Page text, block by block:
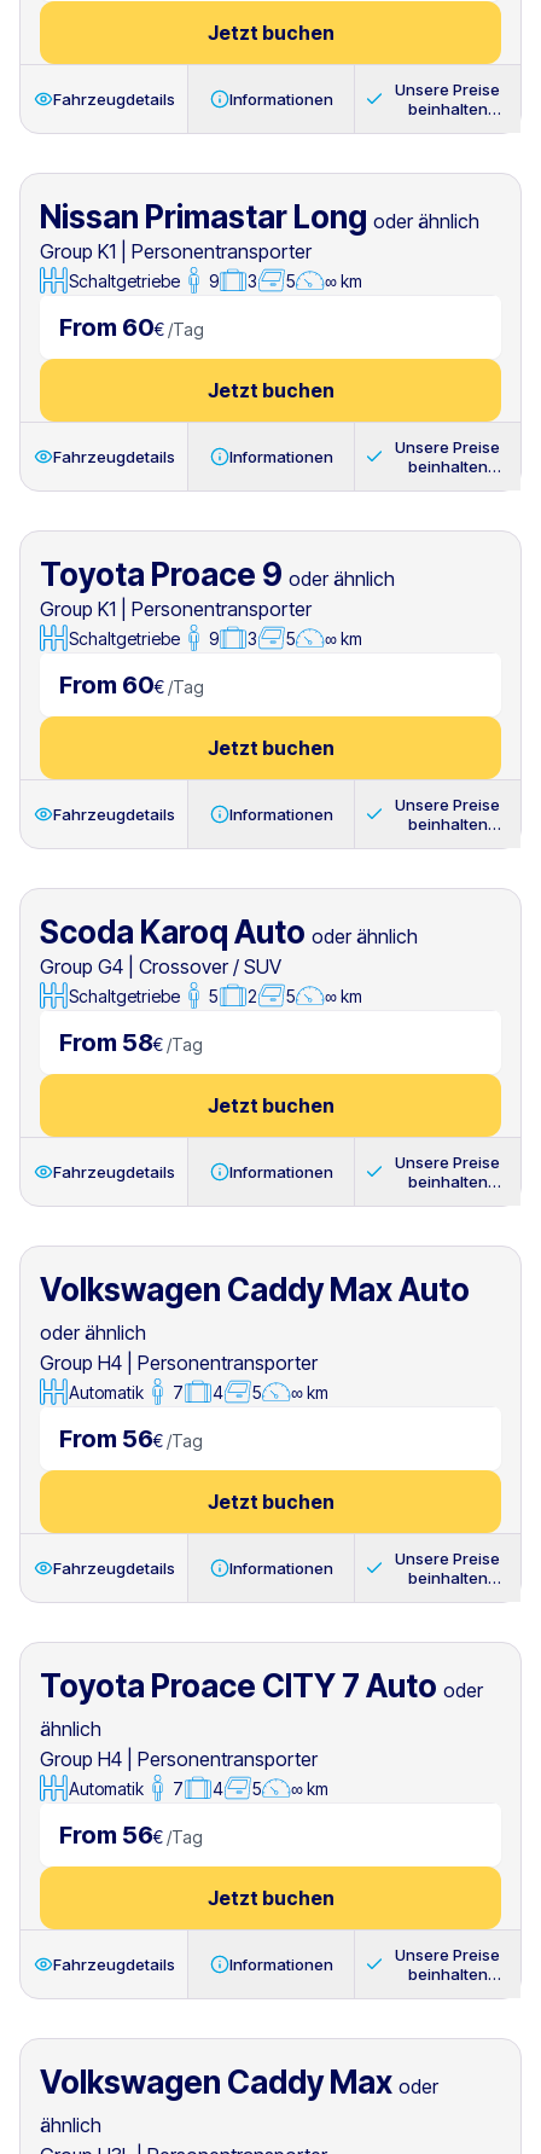
Jetzt buchen
Fahrzeugdetails Informationen
Unsere Preise
beinhalten
Nissan Primastar Long oder ähnlich
Group K1
Personentransporter
Schaltgetriebe 9 3 5 ∞ km
From 60€ /Tag
Jetzt buchen
Fahrzeugdetails Informationen
Unsere Preise
beinhalten
Toyota Proace 9 oder ähnlich
Group K1
Personentransporter
Schaltgetriebe 9 3 5 ∞ km
From 60€ /Tag
Jetzt buchen
Fahrzeugdetails Informationen
Unsere Preise
beinhalten
Scoda Karoq Auto oder ähnlich
Group G4
Crossover / SUV
Schaltgetriebe 5 2 5 ∞ km
From 58€ /Tag
Jetzt buchen
Fahrzeugdetails Informationen
Unsere Preise
beinhalten
Volkswagen Caddy Max Auto
oder ähnlich
Group H4
Personentransporter
Automatik 7 4 5 ∞ km
From 56€ /Tag
Jetzt buchen
Fahrzeugdetails Informationen
Unsere Preise
beinhalten
Toyota Proace CITY 7 Auto oder
ähnlich
Group H4
Personentransporter
Automatik 7 4 5 ∞ km
From 56€ /Tag
Jetzt buchen
Fahrzeugdetails Informationen
Unsere Preise
beinhalten
Volkswagen Caddy Max oder
ähnlich